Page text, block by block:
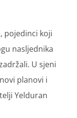
pojedinci koji
nasljednika
U sjeni
planovi i
Yelduran